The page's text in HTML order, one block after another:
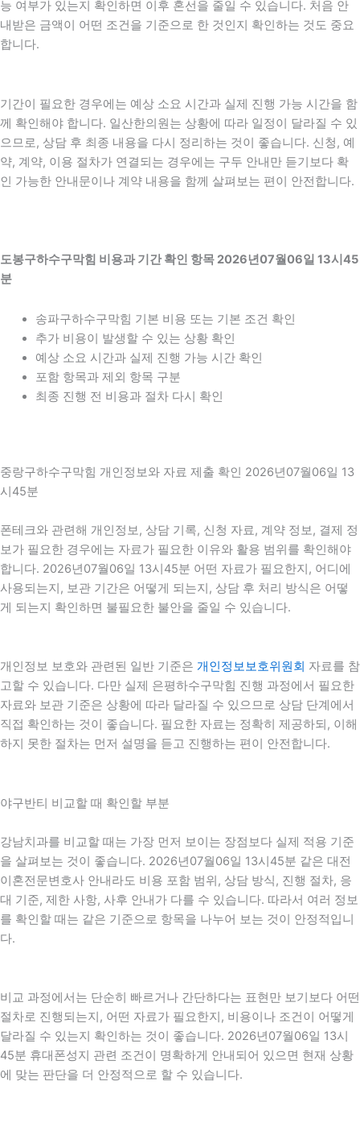
능 여부가 있는지 확인하면 이후 혼선을 줄일 수 있습니다. 처음 안
내받은 금액이 어떤 조건을 기준으로 한 것인지 확인하는 것도 중요
합니다.
기간이 필요한 경우에는 예상 소요 시간과 실제 진행 가능 시간을 함
께 확인해야 합니다. 일산한의원는 상황에 따라 일정이 달라질 수 있
으므로, 상담 후 최종 내용을 다시 정리하는 것이 좋습니다. 신청, 예
약, 계약, 이용 절차가 연결되는 경우에는 구두 안내만 듣기보다 확
인 가능한 안내문이나 계약 내용을 함께 살펴보는 편이 안전합니다.
도봉구하수구막힘 비용과 기간 확인 항목 2026년07월06일 13시45
분
송파구하수구막힘 기본 비용 또는 기본 조건 확인
추가 비용이 발생할 수 있는 상황 확인
예상 소요 시간과 실제 진행 가능 시간 확인
포함 항목과 제외 항목 구분
최종 진행 전 비용과 절차 다시 확인
중랑구하수구막힘 개인정보와 자료 제출 확인 2026년07월06일 13
시45분
폰테크와 관련해 개인정보, 상담 기록, 신청 자료, 계약 정보, 결제 정
보가 필요한 경우에는 자료가 필요한 이유와 활용 범위를 확인해야
합니다. 2026년07월06일 13시45분 어떤 자료가 필요한지, 어디에
사용되는지, 보관 기간은 어떻게 되는지, 상담 후 처리 방식은 어떻
게 되는지 확인하면 불필요한 불안을 줄일 수 있습니다.
개인정보 보호와 관련된 일반 기준은 개인정보보호위원회 자료를 참
고할 수 있습니다. 다만 실제 은평하수구막힘 진행 과정에서 필요한
자료와 보관 기준은 상황에 따라 달라질 수 있으므로 상담 단계에서
직접 확인하는 것이 좋습니다. 필요한 자료는 정확히 제공하되, 이해
하지 못한 절차는 먼저 설명을 듣고 진행하는 편이 안전합니다.
야구반티 비교할 때 확인할 부분
강남치과를 비교할 때는 가장 먼저 보이는 장점보다 실제 적용 기준
을 살펴보는 것이 좋습니다. 2026년07월06일 13시45분 같은 대전
이혼전문변호사 안내라도 비용 포함 범위, 상담 방식, 진행 절차, 응
대 기준, 제한 사항, 사후 안내가 다를 수 있습니다. 따라서 여러 정보
를 확인할 때는 같은 기준으로 항목을 나누어 보는 것이 안정적입니
다.
비교 과정에서는 단순히 빠르거나 간단하다는 표현만 보기보다 어떤
절차로 진행되는지, 어떤 자료가 필요한지, 비용이나 조건이 어떻게
달라질 수 있는지 확인하는 것이 좋습니다. 2026년07월06일 13시
45분 휴대폰성지 관련 조건이 명확하게 안내되어 있으면 현재 상황
에 맞는 판단을 더 안정적으로 할 수 있습니다.